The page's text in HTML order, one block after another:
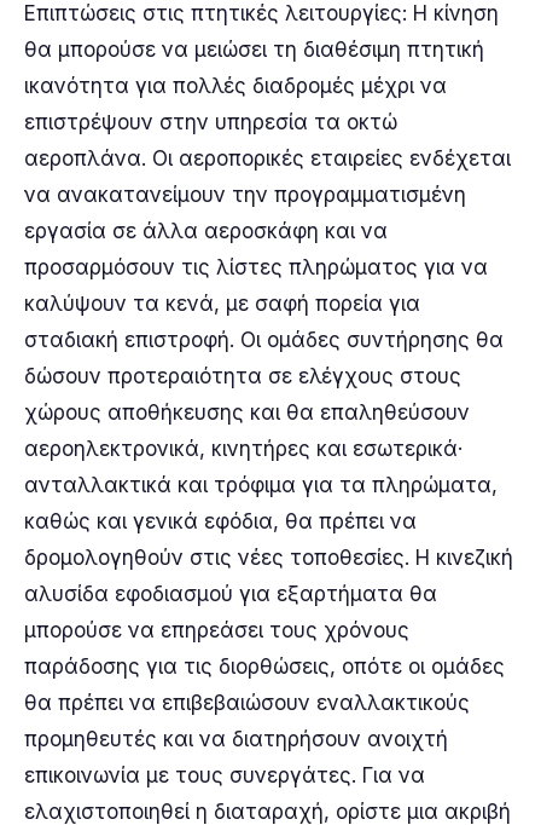
Επιπτώσεις στις πτητικές λειτουργίες: Η κίνηση
θα μπορούσε να μειώσει τη διαθέσιμη πτητική
ικανότητα για πολλές διαδρομές μέχρι να
επιστρέψουν στην υπηρεσία τα οκτώ
αεροπλάνα. Οι αεροπορικές εταιρείες ενδέχεται
να ανακατανείμουν την προγραμματισμένη
εργασία σε άλλα αεροσκάφη και να
προσαρμόσουν τις λίστες πληρώματος για να
καλύψουν τα κενά, με σαφή πορεία για
σταδιακή επιστροφή. Οι ομάδες συντήρησης θα
δώσουν προτεραιότητα σε ελέγχους στους
χώρους αποθήκευσης και θα επαληθεύσουν
αεροηλεκτρονικά, κινητήρες και εσωτερικά·
ανταλλακτικά και τρόφιμα για τα πληρώματα,
καθώς και γενικά εφόδια, θα πρέπει να
δρομολογηθούν στις νέες τοποθεσίες. Η κινεζική
αλυσίδα εφοδιασμού για εξαρτήματα θα
μπορούσε να επηρεάσει τους χρόνους
παράδοσης για τις διορθώσεις, οπότε οι ομάδες
θα πρέπει να επιβεβαιώσουν εναλλακτικούς
προμηθευτές και να διατηρήσουν ανοιχτή
επικοινωνία με τους συνεργάτες. Για να
ελαχιστοποιηθεί η διαταραχή, ορίστε μια ακριβή